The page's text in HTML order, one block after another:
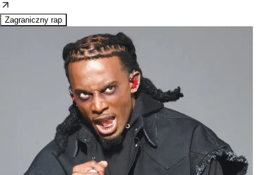
Zagraniczny rap